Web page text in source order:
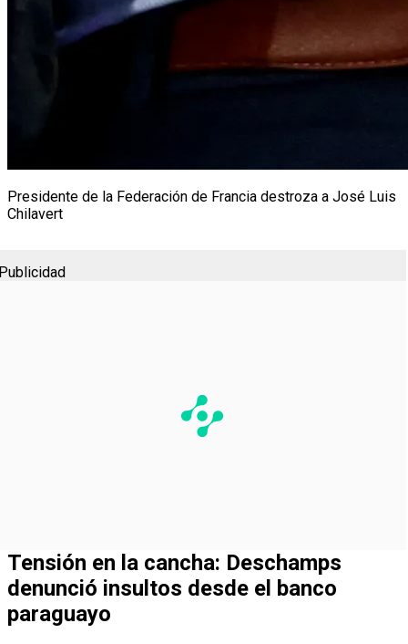
Presidente de la Federación de Francia destroza a José Luis
Chilavert
Tensión en la cancha: Deschamps
denunció insultos desde el banco
paraguayo